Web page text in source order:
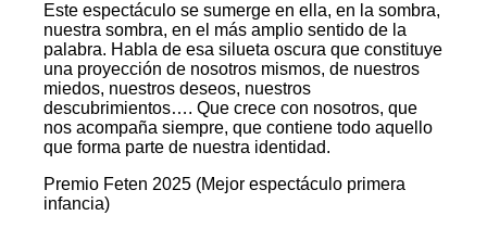
Este espectáculo se sumerge en ella, en la sombra,
nuestra sombra, en el más amplio sentido de la
palabra. Habla de esa silueta oscura que constituye
una proyección de nosotros mismos, de nuestros
miedos, nuestros deseos, nuestros
descubrimientos…. Que crece con nosotros, que
nos acompaña siempre, que contiene todo aquello
que forma parte de nuestra identidad.
Premio Feten 2025 (Mejor espectáculo primera
infancia)